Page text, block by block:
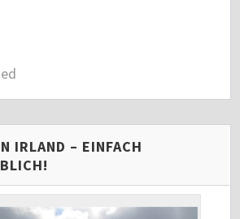
IRLAND – EINFACH